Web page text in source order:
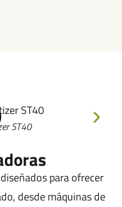
para ofrecer
desde máquinas de
ST40